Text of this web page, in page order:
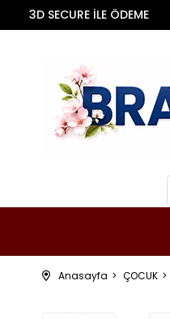
Anasayfa ÇOCUK
3D SECURE İLE ÖDEME